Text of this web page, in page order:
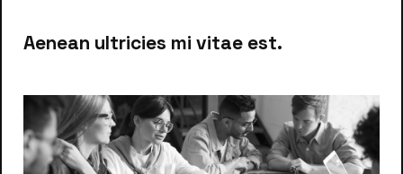
Aenean ultricies mi vitae est.